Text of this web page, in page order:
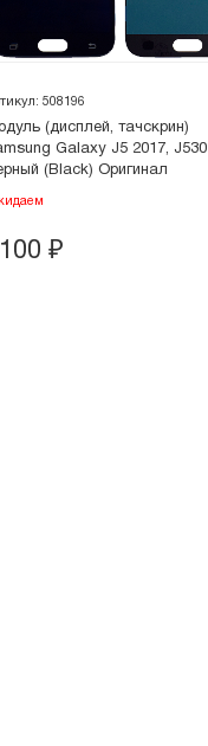
508196
(дисплей, тачскрин)
Galaxy J5 2017, J530
(Black) Оригинал
₽